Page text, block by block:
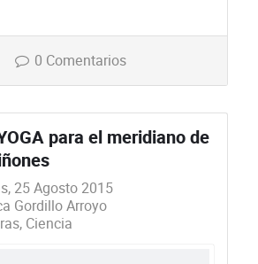
0 Comentarios
para el meridiano de
25 Agosto 2015
Gordillo Arroyo
Ciencia